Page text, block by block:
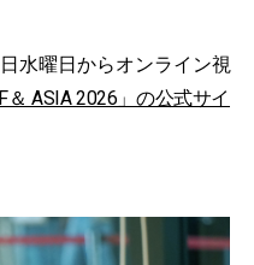
水曜日からオンライン視
＆ ASIA 2026」の公式サイ